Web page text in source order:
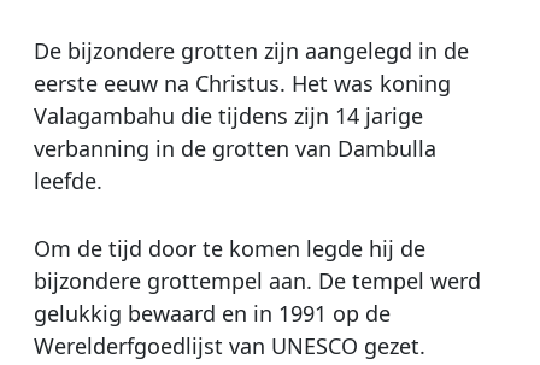
De bijzondere grotten zijn aangelegd in de
eerste eeuw na Christus. Het was koning
Valagambahu die tijdens zijn 14 jarige
verbanning in de grotten van Dambulla
leefde.
Om de tijd door te komen legde hij de
bijzondere grottempel aan. De tempel werd
gelukkig bewaard en in 1991 op de
Werelderfgoedlijst van UNESCO gezet.